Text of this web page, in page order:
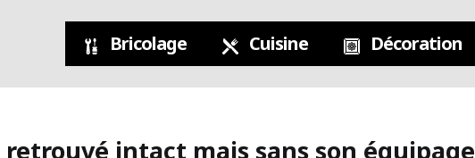
Bricolage Cuisine Décoration
retrouvé intact mais sans son équipage